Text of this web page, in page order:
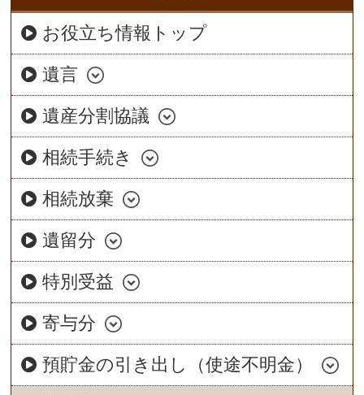
お役立ち情報トップ
遺言
遺産分割協議
相続手続き
相続放棄
遺留分
特別受益
寄与分
預貯金の引き出し（使途不明金）